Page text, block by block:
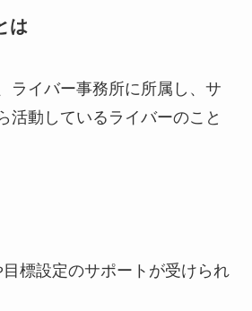
は
ライバー事務所に所属し、サ
活動しているライバーのこと
標設定のサポートが受けられ